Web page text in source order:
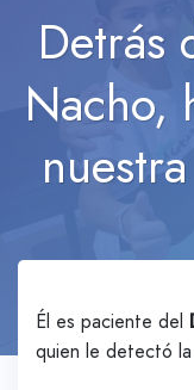
Detrás
Nacho,
Él es paciente del
quien le detectó